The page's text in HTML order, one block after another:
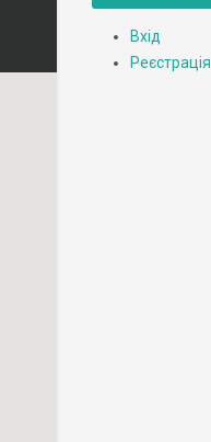
Вхід
Реєстрація